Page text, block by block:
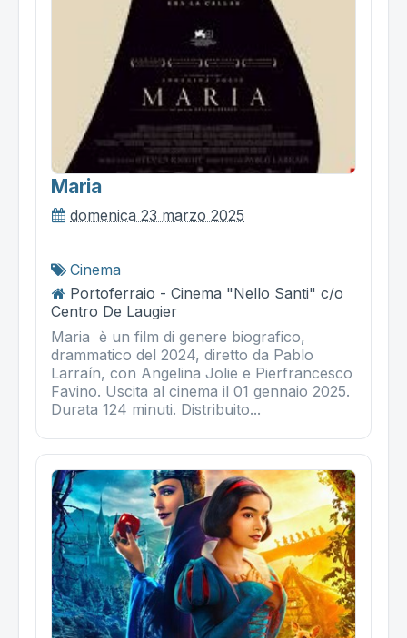
Maria
domenica 23 marzo 2025
Cinema
Portoferraio - Cinema "Nello Santi" c/o
Centro De Laugier
Maria è un film di genere biografico,
drammatico del 2024, diretto da Pablo
Larraín, con Angelina Jolie e Pierfrancesco
Favino. Uscita al cinema il 01 gennaio 2025.
Durata 124 minuti. Distribuito...